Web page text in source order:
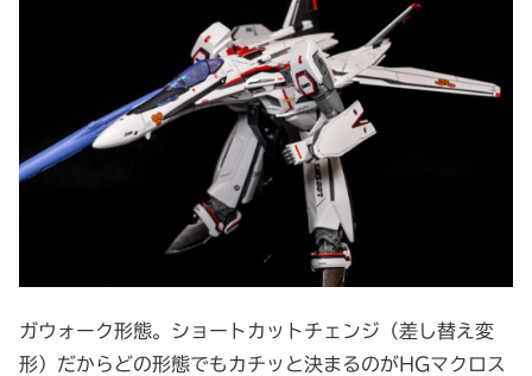
ガウォーク形態。ショートカットチェンジ（差し替え変
形）だからどの形態でもカチッと決まるのがHGマクロス